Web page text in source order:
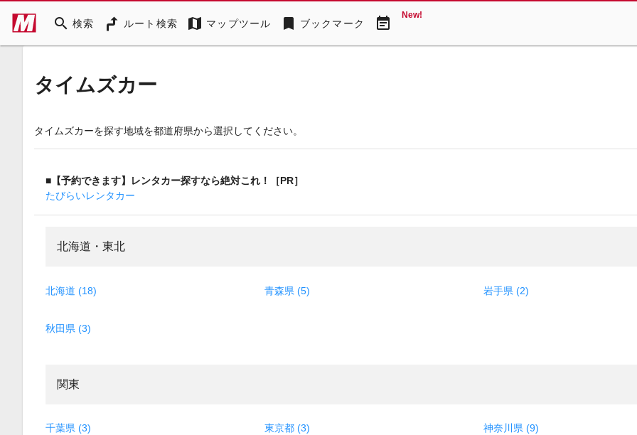
search 検索 ルート検索 map マップツール bookmark ブックマーク event_note New!
タイムズカー
タイムズカーを探す地域を都道府県から選択してください。
■【予約できます】レンタカー探すなら絶対これ！［PR］
たびらいレンタカー
北海道・東北
北海道 (18) 青森県 (5) 岩手県 (2)
秋田県 (3)
関東
千葉県 (3) 東京都 (3) 神奈川県 (9)